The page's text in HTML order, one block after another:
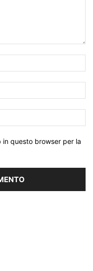
in questo browser per la